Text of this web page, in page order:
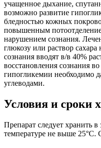
учащенное дыхание,
возможно развитие
бледностью кожных
повышенным
нарушением сознания.
глюкозу или раствор
сознания вводят в/в 40%
восстановления сознания
гипогликемии необходимо
углеводами.
Условия и сроки
Препарат следует хранить
температуре не выше 25°С.